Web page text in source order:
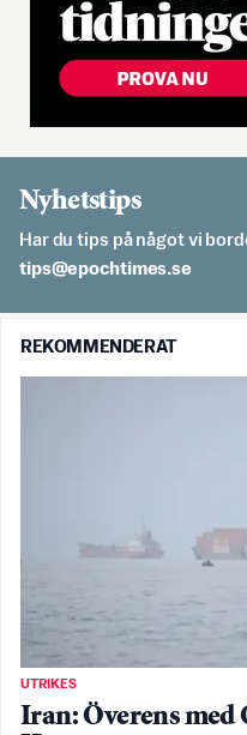
Nyhetstips
Har du tips på något vi
es.semithcope@spit
REKOMMENDERAT
UTRIKES
Iran: Överens